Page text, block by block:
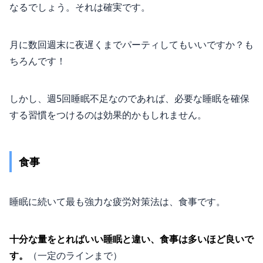
なるでしょう。それは確実です。
月に数回週末に夜遅くまでパーティしてもいいですか？も
ちろんです！
しかし、週5回睡眠不足なのであれば、必要な睡眠を確保
する習慣をつけるのは効果的かもしれません。
食事
睡眠に続いて最も強力な疲労対策法は、食事です。
十分な量をとればいい睡眠と違い、食事は多いほど良いで
す。
（一定のラインまで）